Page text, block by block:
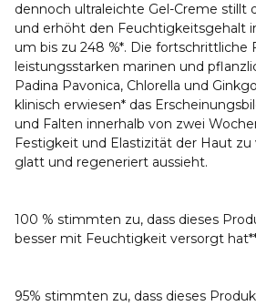
dennoch ultraleichte Gel-Creme stillt
und erhöht den Feuchtigkeitsgehalt
um bis zu 248 %*. Die fortschrittliche
leistungsstarken marinen und
Padina Pavonica, Chlorella und
klinisch erwiesen* das
und Falten innerhalb von zwei
Festigkeit und Elastizität der Haut zu
glatt und regeneriert aussieht.
100 % stimmten zu, dass dieses
besser mit Feuchtigkeit versorgt
95% stimmten zu, dass dieses